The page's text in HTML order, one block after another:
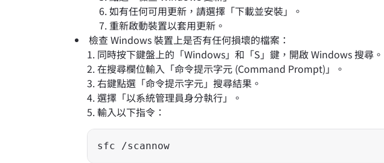
如有任何可用更新，請選擇「下載並安裝」。
重新啟動裝置以套用更新。
檢查 Windows 裝置上是否有任何損壞的檔案：
同時按下鍵盤上的「Windows」和「S」鍵，開啟 Windows 搜尋。
在搜尋欄位輸入「命令提示字元 (Command Prompt)」。
右鍵點選「命令提示字元」搜尋結果。
選擇「以系統管理員身分執行」。
輸入以下指令：